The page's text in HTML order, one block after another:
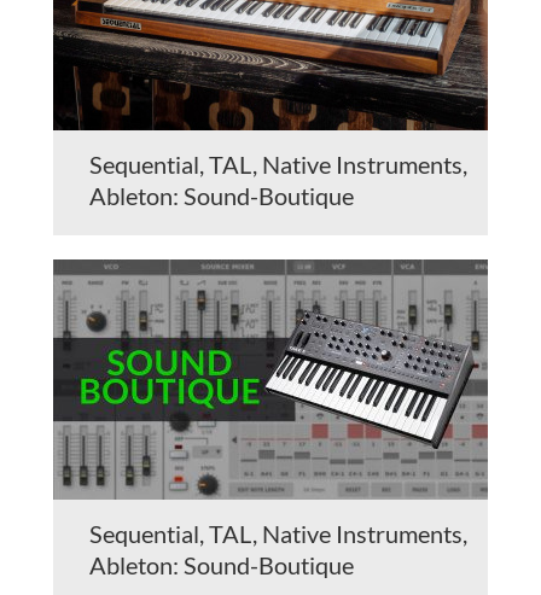
Sequential, TAL, Native Instruments,
Ableton: Sound-Boutique
Sequential, TAL, Native Instruments,
Ableton: Sound-Boutique